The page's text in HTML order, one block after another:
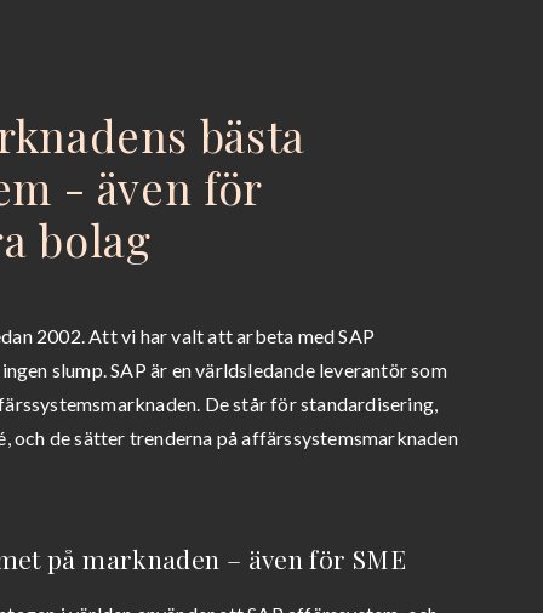
bästa
- även för
bolag
2002. Att vi har valt att arbeta med SAP
slump. SAP är en världsledande leverantör som
De står för standardisering,
och de sätter trenderna på affärssystemsmarknaden
på marknaden – även för SME